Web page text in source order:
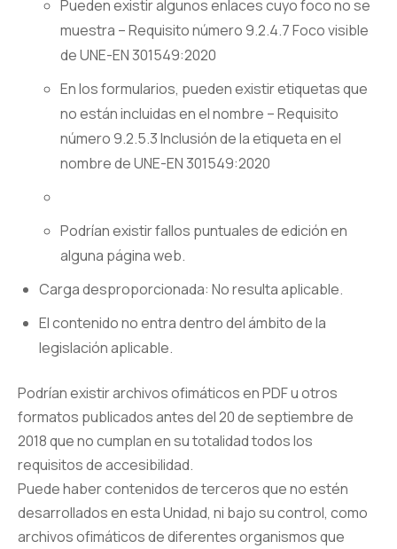
Pueden existir algunos enlaces cuyo foco no se
muestra – Requisito número 9.2.4.7 Foco visible
de UNE-EN 301549:2020
En los formularios, pueden existir etiquetas que
no están incluidas en el nombre – Requisito
número 9.2.5.3 Inclusión de la etiqueta en el
nombre de UNE-EN 301549:2020
Podrían existir fallos puntuales de edición en
alguna página web.
Carga desproporcionada: No resulta aplicable.
El contenido no entra dentro del ámbito de la
legislación aplicable.
Podrían existir archivos ofimáticos en PDF u otros
formatos publicados antes del 20 de septiembre de
2018 que no cumplan en su totalidad todos los
requisitos de accesibilidad.
Puede haber contenidos de terceros que no estén
desarrollados en esta Unidad, ni bajo su control, como
archivos ofimáticos de diferentes organismos que